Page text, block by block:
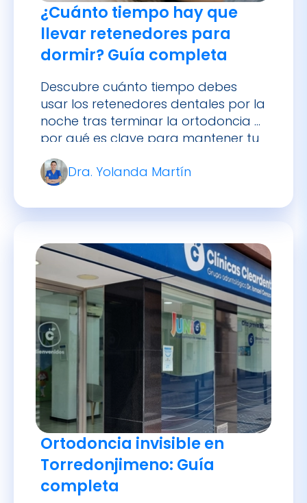
¿Cuánto tiempo hay que
llevar retenedores para
dormir? Guía completa
Descubre cuánto tiempo debes
usar los retenedores dentales por la
noche tras terminar la ortodoncia y
por qué es clave para mantener tu
sonrisa alineada.
Dra. Yolanda Martín
Ortodoncia invisible en
Torredonjimeno: Guía
completa